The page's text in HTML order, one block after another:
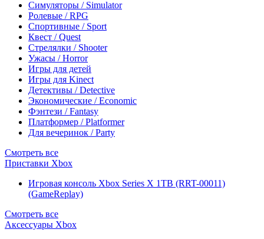
Симуляторы / Simulator
Ролевые / RPG
Спортивные / Sport
Квест / Quest
Стрелялки / Shooter
Ужасы / Horror
Игры для детей
Игры для Kinect
Детективы / Detective
Экономические / Economic
Фэнтези / Fantasy
Платформер / Platformer
Для вечеринок / Party
Смотреть все
Приставки Xbox
Игровая консоль Xbox Series X 1TB (RRT-00011)
(GameReplay)
Смотреть все
Аксессуары Xbox